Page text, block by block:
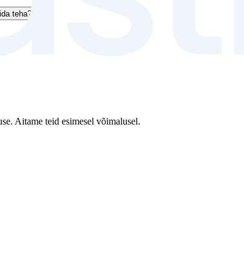
teha?
Aitame teid esimesel võimalusel.